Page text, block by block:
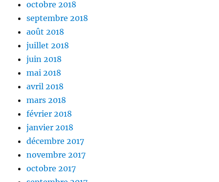
octobre 2018
septembre 2018
août 2018
juillet 2018
juin 2018
mai 2018
avril 2018
mars 2018
février 2018
janvier 2018
décembre 2017
novembre 2017
octobre 2017